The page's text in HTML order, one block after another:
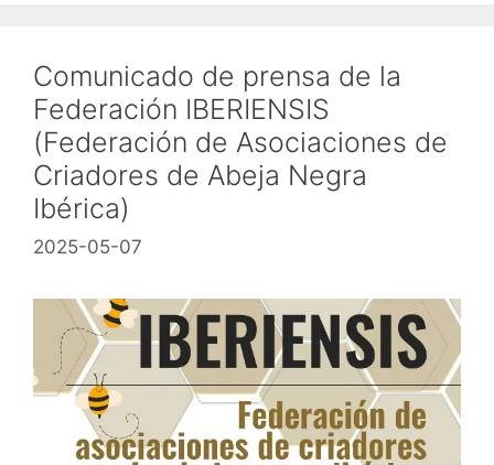
Comunicado de prensa de la
Federación IBERIENSIS
(Federación de Asociaciones de
Criadores de Abeja Negra
Ibérica)
2025-05-07